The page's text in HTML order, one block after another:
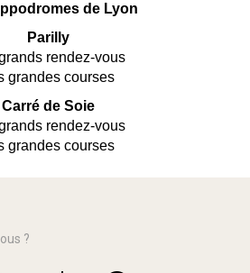
de Lyon
Parilly
rendez-vous
grandes courses
Carré de Soie
rendez-vous
grandes courses
?